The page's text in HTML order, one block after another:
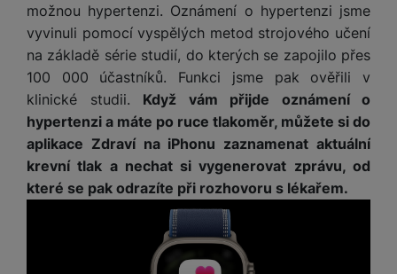
možnou hypertenzi. Oznámení o hypertenzi jsme
vyvinuli pomocí vyspělých metod strojového učení
na základě série studií, do kterých se zapojilo přes
100 000 účastníků. Funkci jsme pak ověřili v
klinické studii. Když vám přijde oznámení o
hypertenzi a máte po ruce tlakoměr, můžete si do
aplikace Zdraví na iPhonu zaznamenat aktuální
krevní tlak a nechat si vygenerovat zprávu, od
které se pak odrazíte při rozhovoru s lékařem.